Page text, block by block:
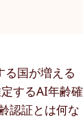
国が増える
するAI年齢確
認証とは何な